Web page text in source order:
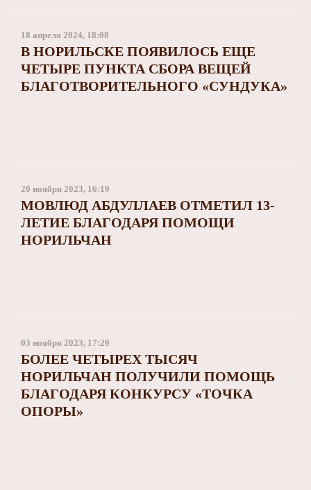
18 апреля 2024, 18:08
В НОРИЛЬСКЕ ПОЯВИЛОСЬ ЕЩЕ
ЧЕТЫРЕ ПУНКТА СБОРА ВЕЩЕЙ
БЛАГОТВОРИТЕЛЬНОГО «СУНДУКА»
20 ноября 2023, 16:19
МОВЛЮД АБДУЛЛАЕВ ОТМЕТИЛ 13-
ЛЕТИЕ БЛАГОДАРЯ ПОМОЩИ
НОРИЛЬЧАН
03 ноября 2023, 17:29
БОЛЕЕ ЧЕТЫРЕХ ТЫСЯЧ
НОРИЛЬЧАН ПОЛУЧИЛИ ПОМОЩЬ
БЛАГОДАРЯ КОНКУРСУ «ТОЧКА
ОПОРЫ»